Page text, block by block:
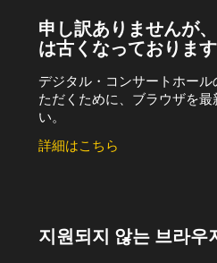
申し訳ありませんが
は古くなっております
デジタル・コンサートホー
ただくために、ブラウザを
い。
詳細はこちら
지원되지 않는 브라우